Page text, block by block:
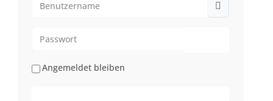
Angemeldet bleiben